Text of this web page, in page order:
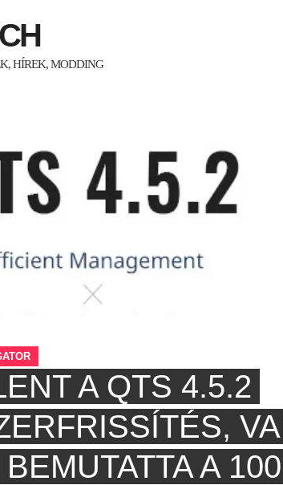
HÍREK, MODDING
A QTS 4.5.2
A